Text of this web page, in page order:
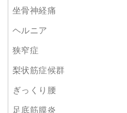
坐骨神経痛
ヘルニア
狭窄症
梨状筋症候群
ぎっくり腰
足底筋膜炎